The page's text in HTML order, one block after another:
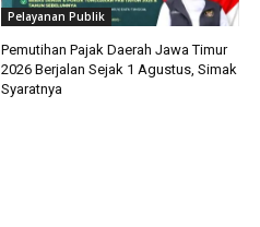
Pelayanan Publik
Pemutihan Pajak Daerah Jawa Timur
2026 Berjalan Sejak 1 Agustus, Simak
Syaratnya